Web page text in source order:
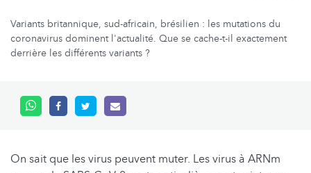
Variants britannique, sud-africain, brésilien : les mutations du
coronavirus dominent l'actualité. Que se cache-t-il exactement
derrière les différents variants ?
On sait que les virus peuvent muter. Les virus à ARNm